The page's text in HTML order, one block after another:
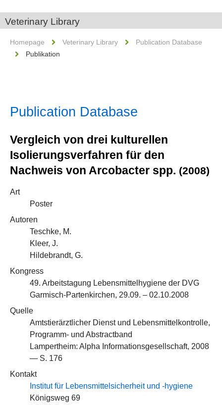
Veterinary Library
Homepage Veterinary Library
Publication Database
Publikation
Publication Database
Vergleich von drei kulturellen
Isolierungsverfahren für den
Nachweis von Arcobacter spp. (2008)
Art
Poster
Autoren
Teschke, M.
Kleer, J.
Hildebrandt, G.
Kongress
49. Arbeitstagung Lebensmittelhygiene der DVG
Garmisch-Partenkirchen, 29.09. – 02.10.2008
Quelle
Amtstierärztlicher Dienst und Lebensmittelkontrolle,
Programm- und Abstractband
Lampertheim: Alpha Informationsgesellschaft, 2008
— S. 176
Kontakt
Institut für Lebensmittelsicherheit und -hygiene
Königsweg 69